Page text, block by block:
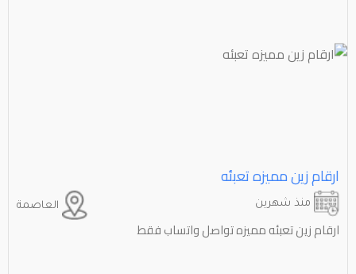
ارقام زين مميزه تعبئه
العاصمة منذ شهرين
ارقام زين تعبئه مميزه تواصل واتساب فقط